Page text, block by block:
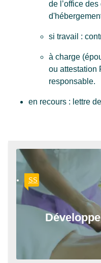
SS
Informations
de l’office
si travail :
à charge
ou attestation
responsable.
en recours : lettre